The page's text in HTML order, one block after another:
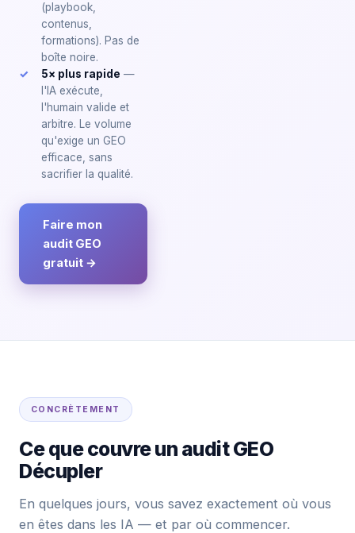
(playbook,
contenus,
formations). Pas de
boîte noire.
5× plus rapide —
l'IA exécute,
l'humain valide et
arbitre. Le volume
qu'exige un GEO
efficace, sans
sacrifier la qualité.
Faire mon
audit GEO
gratuit →
CONCRÈTEMENT
Ce que couvre un audit GEO
Décupler
En quelques jours, vous savez exactement où vous
en êtes dans les IA — et par où commencer.